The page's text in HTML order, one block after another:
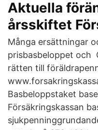
Aktuella
årsskiftet
Många ersättningar
prisbasbeloppet och
rätten till
Basbeloppstaket
Försäkringskassan